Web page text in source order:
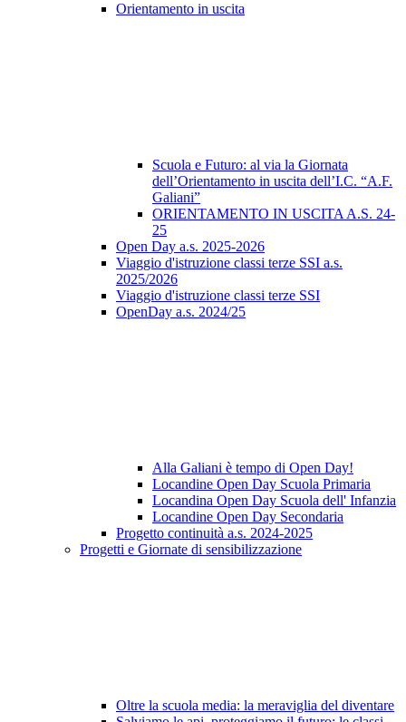
Orientamento in uscita
Scuola e Futuro: al via la Giornata
dell’Orientamento in uscita dell’I.C. “A.F.
Galiani”
ORIENTAMENTO IN USCITA A.S. 24-
25
Open Day a.s. 2025-2026
Viaggio d'istruzione classi terze SSI a.s.
2025/2026
Viaggio d'istruzione classi terze SSI
OpenDay a.s. 2024/25
Alla Galiani è tempo di Open Day!
Locandine Open Day Scuola Primaria
Locandina Open Day Scuola dell' Infanzia
Locandine Open Day Secondaria
Progetto continuità a.s. 2024-2025
Progetti e Giornate di sensibilizzazione
Oltre la scuola media: la meraviglia del diventare